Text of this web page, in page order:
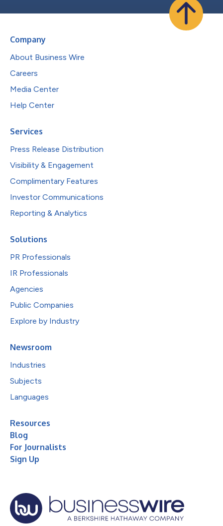
Company
About Business Wire
Careers
Media Center
Help Center
Services
Press Release Distribution
Visibility & Engagement
Complimentary Features
Investor Communications
Reporting & Analytics
Solutions
PR Professionals
IR Professionals
Agencies
Public Companies
Explore by Industry
Newsroom
Industries
Subjects
Languages
Resources
Blog
For Journalists
Sign Up